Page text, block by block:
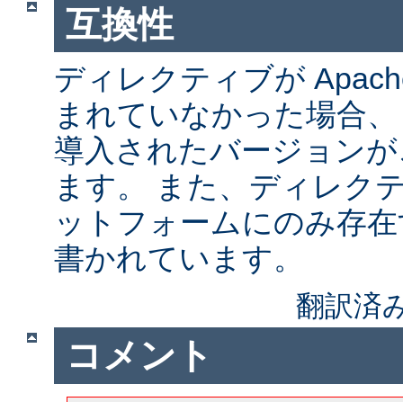
互換性
ディレクティブが
まれていなかった場合
導入されたバージョン
ます。 また、ディレク
ットフォームにのみ存
書かれています。
翻訳済
コメント